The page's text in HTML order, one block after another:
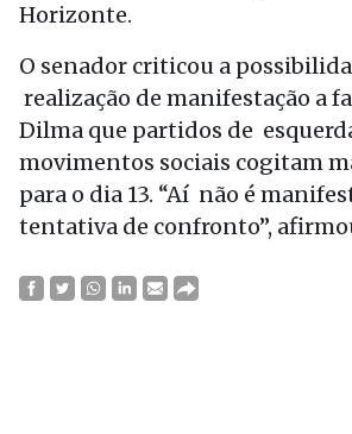
Horizonte.
O senador criticou a
realização de manifestação a
Dilma que partidos de
movimentos sociais cogitam
para o dia 13. “Aí não é
tentativa de confronto”,